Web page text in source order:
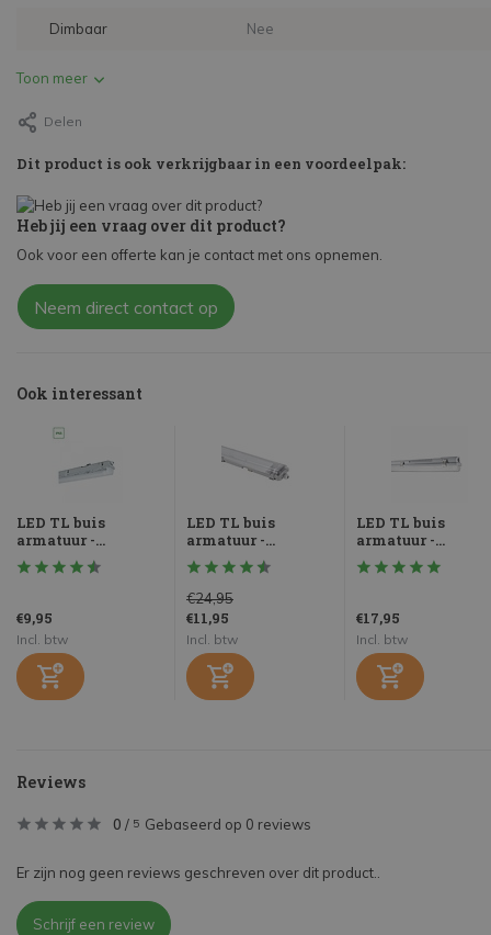
Dimbaar Nee
Toon meer
Delen
Dit product is ook verkrijgbaar in een voordeelpak:
Heb jij een vraag over dit product?
Ook voor een offerte kan je contact met ons opnemen.
Neem direct contact op
Ook interessant
LED TL buis
armatuur -...
€9,95
Incl. btw
LED TL buis
armatuur -...
€24,95
€11,95
Incl. btw
LED TL buis
armatuur -...
€17,95
Incl. btw
Reviews
0 / 5 Gebaseerd op 0 reviews
Er zijn nog geen reviews geschreven over dit product..
Schrijf een review